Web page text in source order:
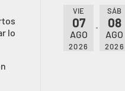
lo
VIE
07
AGO
2026
SÁB
08
AGO
2026